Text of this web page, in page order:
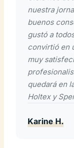
nuestra
buenos
gustó a
convirtió en
muy
quedará en
Holtex y
Karine H.